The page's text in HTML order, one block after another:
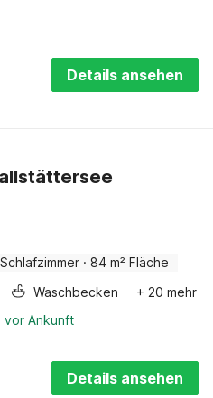
Details ansehen
· 84 m² Fläche
Waschbecken
+ 20 mehr
vor Ankunft
Details ansehen